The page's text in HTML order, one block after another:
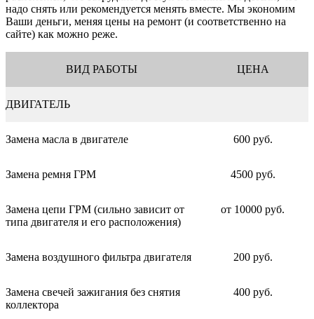
надо снять или рекомендуется менять вместе. Мы экономим
Ваши деньги, меняя цены на ремонт (и соответственно на
сайте) как можно реже.
ВИД РАБОТЫ ЦЕНА
ДВИГАТЕЛЬ
Замена масла в двигателе 600 руб.
Замена ремня ГРМ 4500 руб.
Замена цепи ГРМ (сильно зависит от
типа двигателя и его расположения)
от 10000 руб.
Замена воздушного фильтра двигателя 200 руб.
Замена свечей зажигания без снятия
коллектора
400 руб.